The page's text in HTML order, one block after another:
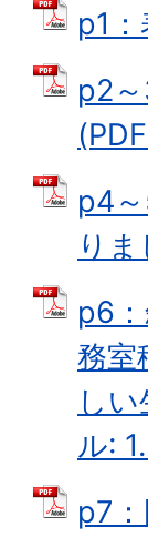
p1
p2
p4
り
p6
務室
し
ル:
p7